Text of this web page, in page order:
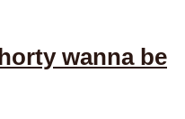
wanna be